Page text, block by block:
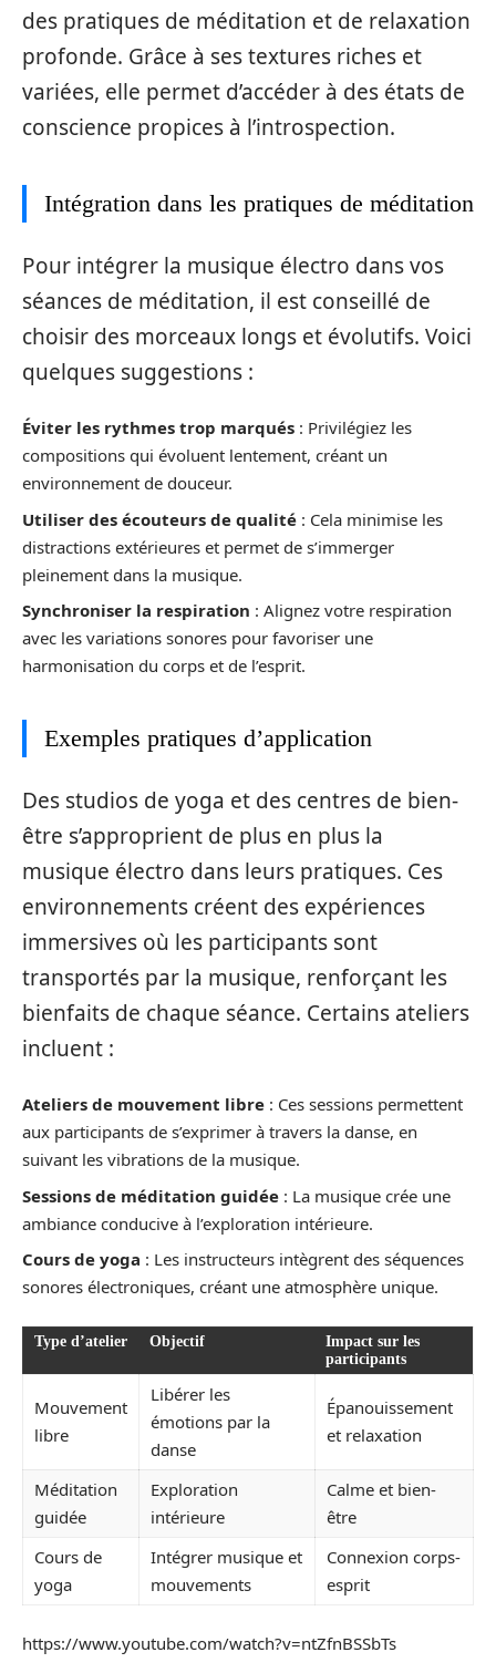
des pratiques de méditation et de relaxation
profonde. Grâce à ses textures riches et
variées, elle permet d’accéder à des états de
conscience propices à l’introspection.
Intégration dans les pratiques de méditation
Pour intégrer la musique électro dans vos
séances de méditation, il est conseillé de
choisir des morceaux longs et évolutifs. Voici
quelques suggestions :
Éviter les rythmes trop marqués : Privilégiez les
compositions qui évoluent lentement, créant un
environnement de douceur.
Utiliser des écouteurs de qualité : Cela minimise les
distractions extérieures et permet de s’immerger
pleinement dans la musique.
Synchroniser la respiration : Alignez votre respiration
avec les variations sonores pour favoriser une
harmonisation du corps et de l’esprit.
Exemples pratiques d’application
Des studios de yoga et des centres de bien-
être s’approprient de plus en plus la
musique électro dans leurs pratiques. Ces
environnements créent des expériences
immersives où les participants sont
transportés par la musique, renforçant les
bienfaits de chaque séance. Certains ateliers
incluent :
Ateliers de mouvement libre : Ces sessions permettent
aux participants de s’exprimer à travers la danse, en
suivant les vibrations de la musique.
Sessions de méditation guidée : La musique crée une
ambiance conducive à l’exploration intérieure.
Cours de yoga : Les instructeurs intègrent des séquences
sonores électroniques, créant une atmosphère unique.
Type d’atelier Objectif
Impact sur les
participants
Mouvement
libre
Libérer les
émotions par la
danse
Épanouissement
et relaxation
Méditation
guidée
Exploration
intérieure
Calme et bien-
être
Cours de
yoga
Intégrer musique et
mouvements
Connexion corps-
esprit
https://www.youtube.com/watch?v=ntZfnBSSbTs